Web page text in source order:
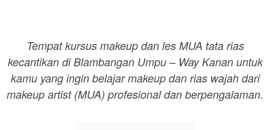
Tempat kursus makeup dan les MUA tata rias
kecantikan di Blambangan Umpu – Way Kanan untuk
kamu yang ingin belajar makeup dan rias wajah dari
makeup artist (MUA) profesional dan berpengalaman.